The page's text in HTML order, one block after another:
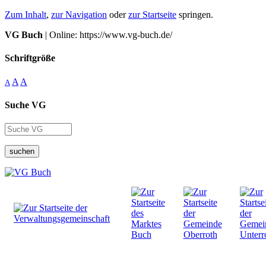
Zum Inhalt, zur Navigation oderzur Startseite springen.
VG Buch | Online: https://www.vg-buch.de/
Schriftgröße
A A A
Suche VG
suchen